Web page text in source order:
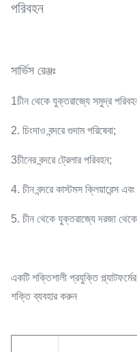
পরিবহন
সার্ভিস রেঞ্জঃ
1চীন থেকে যুক্তরাজ্যে সমুদ্র
2. চিংদাও বন্দরে গুদাম পরিষেবা;
3চীনের বন্দরে ট্রেলার পরিবহন;
4. চীন বন্দরে কাস্টমস ক্লিয়ারেন্স
5. চীন থেকে যুক্তরাজ্যে দরজা থেকে
একটি শক্তিশালী প্রযুক্তি
শক্তি ব্যবহার করুন